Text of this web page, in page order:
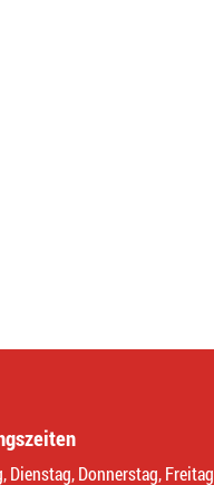
Dienstag, Donnerstag, Freitag